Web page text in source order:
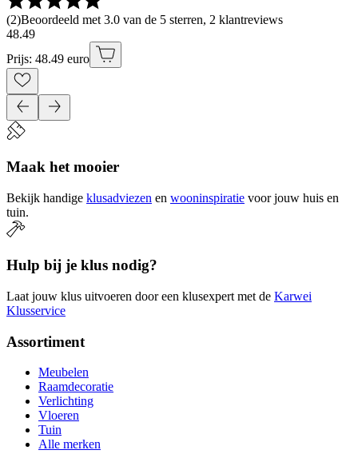
(2)Beoordeeld met 3.0 van de 5 sterren, 2 klantreviews
48.49
Prijs: 48.49 euro
Maak het mooier
Bekijk handige klusadviezen en wooninspiratie voor jouw huis en
tuin.
Hulp bij je klus nodig?
Laat jouw klus uitvoeren door een klusexpert met de Karwei
Klusservice
Assortiment
Meubelen
Raamdecoratie
Verlichting
Vloeren
Tuin
Alle merken